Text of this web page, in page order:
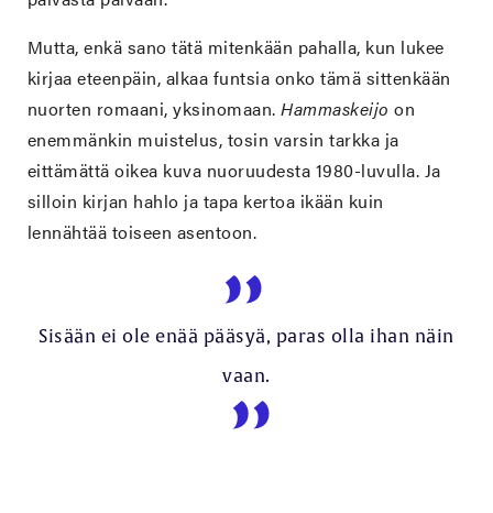
Mutta, enkä sano tätä mitenkään pahalla, kun lukee
kirjaa eteenpäin, alkaa funtsia onko tämä sittenkään
nuorten romaani, yksinomaan.Hammaskeijoon
enemmänkin muistelus, tosin varsin tarkka ja
eittämättä oikea kuva nuoruudesta 1980-luvulla. Ja
silloin kirjan hahlo ja tapa kertoa ikään kuin
lennähtää toiseen asentoon.
Sisään ei ole enää pääsyä, paras olla ihan näin
vaan.